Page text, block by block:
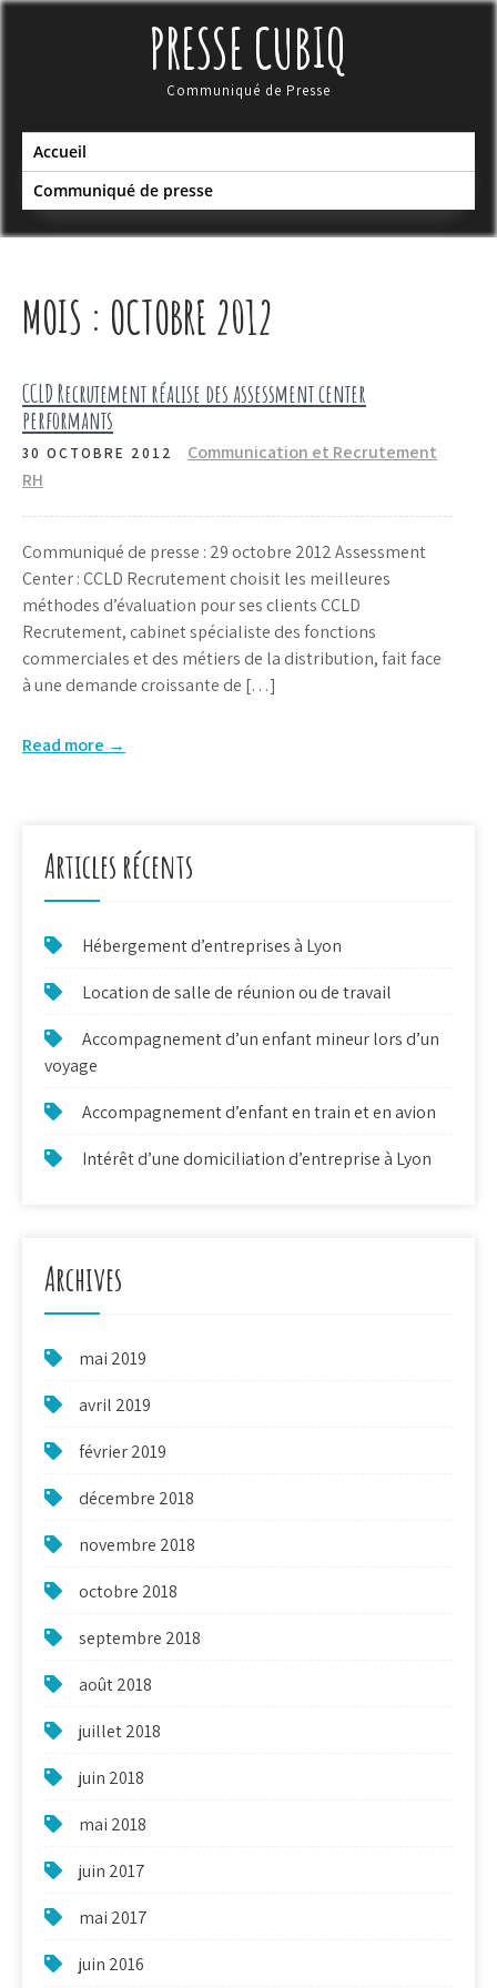
Skip
PRESSE CUBIQ
Communiqué de Presse
Accueil
Communiqué de presse
MOIS : OCTOBRE 2012
CCLD Recrutement réalise des assessment center
performants
30 OCTOBRE 2012
Communication et Recrutement
RH
Communiqué de presse : 29 octobre 2012 Assessment
Center : CCLD Recrutement choisit les meilleures
méthodes d’évaluation pour ses clients CCLD
Recrutement, cabinet spécialiste des fonctions
commerciales et des métiers de la distribution, fait face
à une demande croissante de […]
Read more →
Articles récents
Hébergement d’entreprises à Lyon
Location de salle de réunion ou de travail
Accompagnement d’un enfant mineur lors d’un
voyage
Accompagnement d’enfant en train et en avion
Intérêt d’une domiciliation d’entreprise à Lyon
Archives
mai 2019
avril 2019
février 2019
décembre 2018
novembre 2018
octobre 2018
septembre 2018
août 2018
juillet 2018
juin 2018
mai 2018
juin 2017
mai 2017
juin 2016